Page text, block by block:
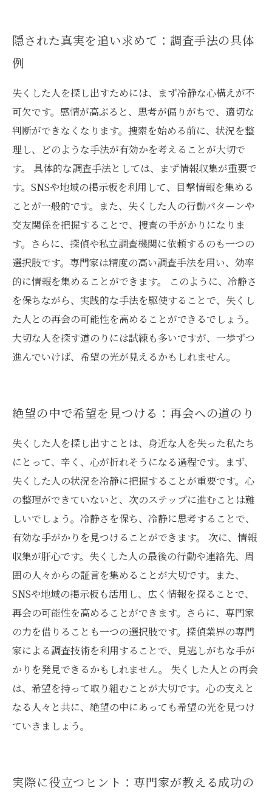
隠された真実を追い求めて：調査手法の具体
例
失くした人を探し出すためには、まず冷静な心構えが不
可欠です。感情が高ぶると、思考が偏りがちで、適切な
判断ができなくなります。捜索を始める前に、状況を整
理し、どのような手法が有効かを考えることが大切で
す。 具体的な調査手法としては、まず情報収集が重要で
す。SNSや地域の掲示板を利用して、目撃情報を集める
ことが一般的です。また、失くした人の行動パターンや
交友関係を把握することで、捜査の手がかりになりま
す。さらに、探偵や私立調査機関に依頼するのも一つの
選択肢です。専門家は精度の高い調査手法を用い、効率
的に情報を集めることができます。 このように、冷静さ
を保ちながら、実践的な手法を駆使することで、失くし
た人との再会の可能性を高めることができるでしょう。
大切な人を探す道のりには試練も多いですが、一歩ずつ
進んでいけば、希望の光が見えるかもしれません。
絶望の中で希望を見つける：再会への道のり
失くした人を探し出すことは、身近な人を失った私たち
にとって、辛く、心が折れそうになる過程です。まず、
失くした人の状況を冷静に把握することが重要です。心
の整理ができていないと、次のステップに進むことは難
しいでしょう。冷静さを保ち、冷静に思考することで、
有効な手がかりを見つけることができます。 次に、情報
収集が肝心です。失くした人の最後の行動や連絡先、周
囲の人々からの証言を集めることが大切です。また、
SNSや地域の掲示板も活用し、広く情報を探ることで、
再会の可能性を高めることができます。さらに、専門家
の力を借りることも一つの選択肢です。探偵業界の専門
家による調査技術を利用することで、見逃しがちな手が
かりを発見できるかもしれません。 失くした人との再会
は、希望を持って取り組むことが大切です。心の支えと
なる人々と共に、絶望の中にあっても希望の光を見つけ
ていきましょう。
実際に役立つヒント：専門家が教える成功の